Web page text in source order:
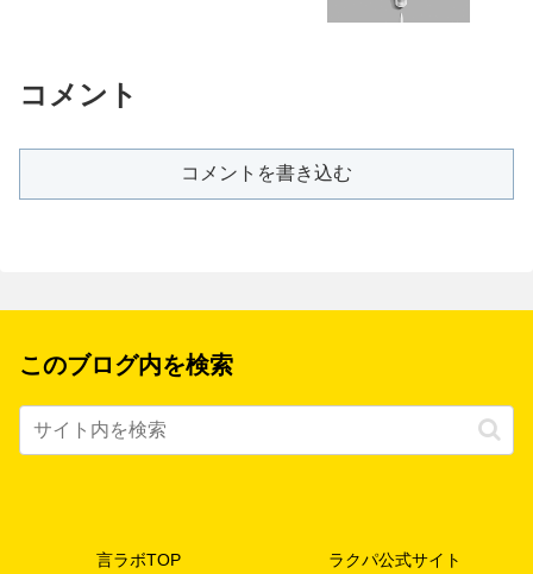
コメント
コメントを書き込む
このブログ内を検索
言ラボTOP ラクパ公式サイト